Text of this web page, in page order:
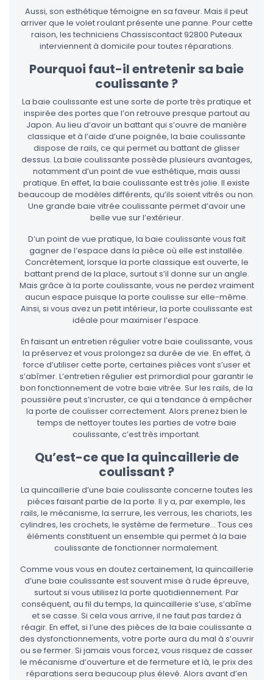
Aussi, son esthétique témoigne en sa faveur. Mais il peut
arriver que le volet roulant présente une panne. Pour cette
raison, les techniciens Chassiscontact 92800 Puteaux
interviennent à domicile pour toutes réparations.
Pourquoi faut-il entretenir sa baie
coulissante ?
La baie coulissante est une sorte de porte très pratique et
inspirée des portes que l’on retrouve presque partout au
Japon. Au lieu d’avoir un battant qui s’ouvre de manière
classique et à l’aide d’une poignée, la baie coulissante
dispose de rails, ce qui permet au battant de glisser
dessus. La baie coulissante possède plusieurs avantages,
notamment d’un point de vue esthétique, mais aussi
pratique. En effet, la baie coulissante est très jolie. Il existe
beaucoup de modèles différents, qu’ils soient vitrés ou non.
Une grande baie vitrée coulissante permet d’avoir une
belle vue sur l’extérieur.
D’un point de vue pratique, la baie coulissante vous fait
gagner de l’espace dans la pièce où elle est installée.
Concrètement, lorsque la porte classique est ouverte, le
battant prend de la place, surtout s’il donne sur un angle.
Mais grâce à la porte coulissante, vous ne perdez vraiment
aucun espace puisque la porte coulisse sur elle-même.
Ainsi, si vous avez un petit intérieur, la porte coulissante est
idéale pour maximiser l’espace.
En faisant un entretien régulier votre baie coulissante, vous
la préservez et vous prolongez sa durée de vie. En effet, à
force d’utiliser cette porte, certaines pièces vont s’user et
s’abîmer. L’entretien régulier est primordial pour garantir le
bon fonctionnement de votre baie vitrée. Sur les rails, de la
poussière peut s’incruster, ce qui a tendance à empêcher
la porte de coulisser correctement. Alors prenez bien le
temps de nettoyer toutes les parties de votre baie
coulissante, c’est très important.
Qu’est-ce que la quincaillerie de
coulissant ?
La quincaillerie d’une baie coulissante concerne toutes les
pièces faisant partie de la porte. Il y a, par exemple, les
rails, le mécanisme, la serrure, les verrous, les chariots, les
cylindres, les crochets, le système de fermeture… Tous ces
éléments constituent un ensemble qui permet à la baie
coulissante de fonctionner normalement.
Comme vous vous en doutez certainement, la quincaillerie
d’une baie coulissante est souvent mise à rude épreuve,
surtout si vous utilisez la porte quotidiennement. Par
conséquent, au fil du temps, la quincaillerie s’use, s’abîme
et se casse. Si cela vous arrive, il ne faut pas tardez à
réagir. En effet, si l’une des pièces de la baie coulissante a
des dysfonctionnements, votre porte aura du mal à s’ouvrir
ou se fermer. Si jamais vous forcez, vous risquez de casser
le mécanisme d’ouverture et de fermeture et là, le prix des
réparations sera beaucoup plus élevé. Alors avant d’en